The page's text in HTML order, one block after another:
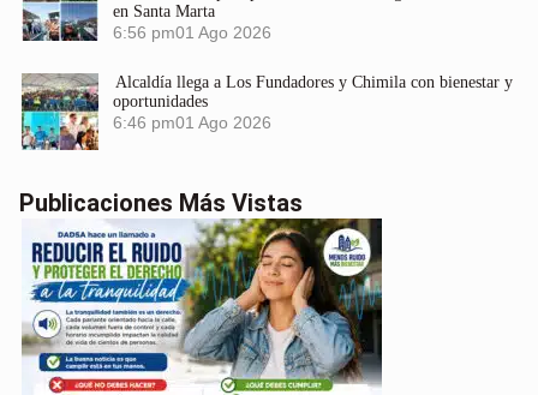
en Santa Marta
6:56 pm01 Ago 2026
Alcaldía llega a Los Fundadores y Chimila con bienestar y
oportunidades
6:46 pm01 Ago 2026
Publicaciones Más Vistas